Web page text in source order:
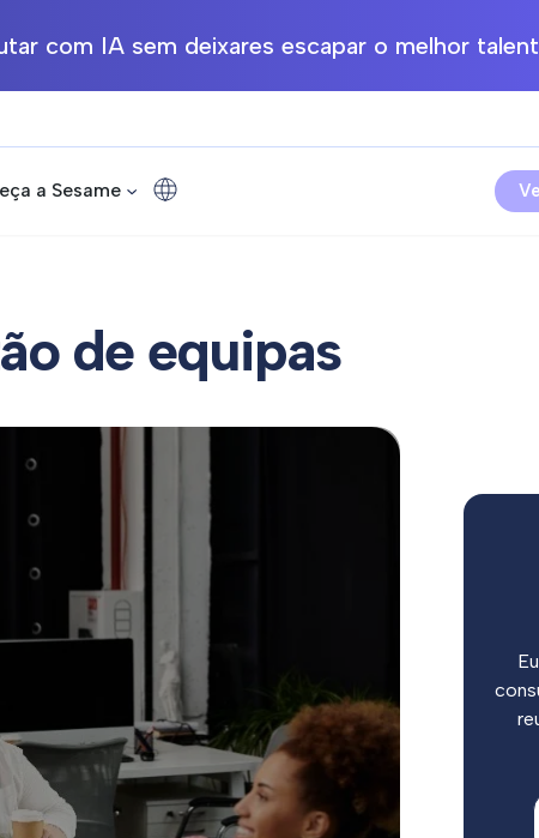
com IA sem deixares escapar o melhor
a Sesame
de equipas